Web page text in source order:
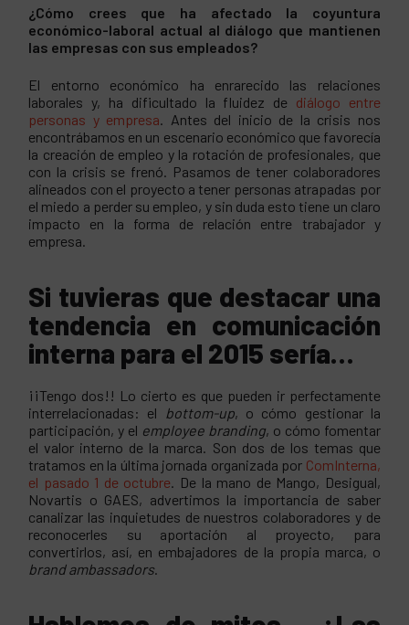
¿Cómo crees que ha afectado la coyuntura
económico-laboral actual al diálogo que mantienen
las empresas con sus empleados?
El entorno económico ha enrarecido las relaciones
laborales y, ha dificultado la fluidez de diálogo entre
personas y empresa. Antes del inicio de la crisis nos
encontrábamos en un escenario económico que favorecía
la creación de empleo y la rotación de profesionales, que
con la crisis se frenó. Pasamos de tener colaboradores
alineados con el proyecto a tener personas atrapadas por
el miedo a perder su empleo, y sin duda esto tiene un claro
impacto en la forma de relación entre trabajador y
empresa.
Si tuvieras que destacar una
tendencia en comunicación
interna para el 2015 sería…
¡¡Tengo dos!! Lo cierto es que pueden ir perfectamente
interrelacionadas: el
bottom-up, o cómo gestionar la
participación, y el employee branding, o cómo fomentar
el valor interno de la marca. Son dos de los temas que
tratamos en la última jornada organizada por ComInterna,
el pasado 1 de octubre. De la mano de Mango, Desigual,
Novartis o GAES, advertimos la importancia de saber
canalizar las inquietudes de nuestros colaboradores y de
reconocerles su aportación al proyecto, para
convertirlos, así, en embajadores de la propia marca, o
brand ambassadors.